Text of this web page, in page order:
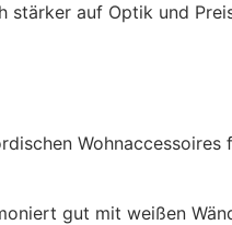
auf Optik und
Wohnaccessoires
gut mit weißen